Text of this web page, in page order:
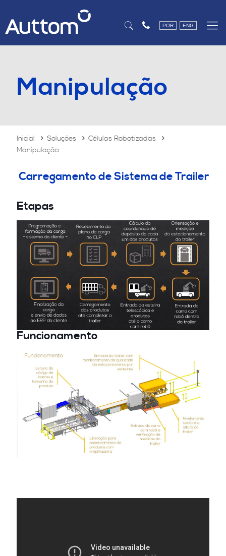
POR ENG
Manipulação
Inicial Soluções
Células Robotizadas
Manipulação
Carregamento de Sistema de Trailer
Etapas
Funcionamento